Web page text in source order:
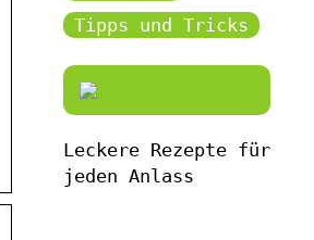
Tipps und Tricks
Leckere Rezepte für
jeden Anlass